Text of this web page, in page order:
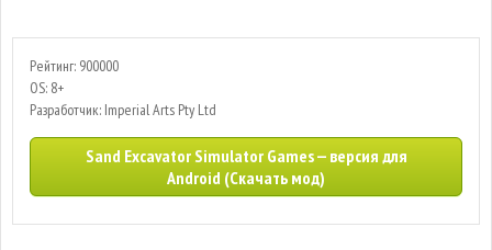
Рейтинг: 900000
OS: 8+
Разработчик: Imperial Arts Pty Ltd
Sand Excavator Simulator Games — версия для
Android (Скачать мод)